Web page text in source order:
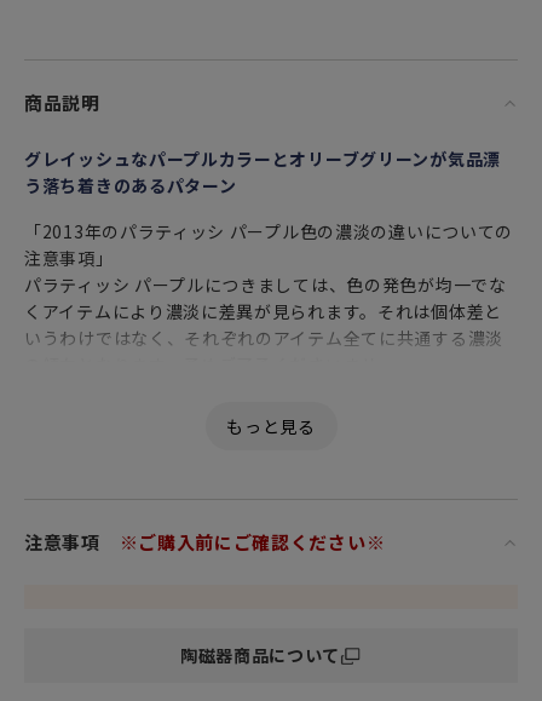
商品説明
グレイッシュなパープルカラーとオリーブグリーンが気品漂
う落ち着きのあるパターン
「2013年のパラティッシ パープル色の濃淡の違いについての
注意事項」
パラティッシ パープルにつきましては、色の発色が均一でな
くアイテムにより濃淡に差異が見られます。それは個体差と
いうわけではなく、それぞれのアイテム全てに共通する濃淡
大きく実ったぶどうやりんご、自由に手を伸ばす草花――
女性・男性にかかわらず、日頃お世話になっている方、大切
な方へ
注意事項 ※ご購入前にご確認ください※
陶磁器商品について